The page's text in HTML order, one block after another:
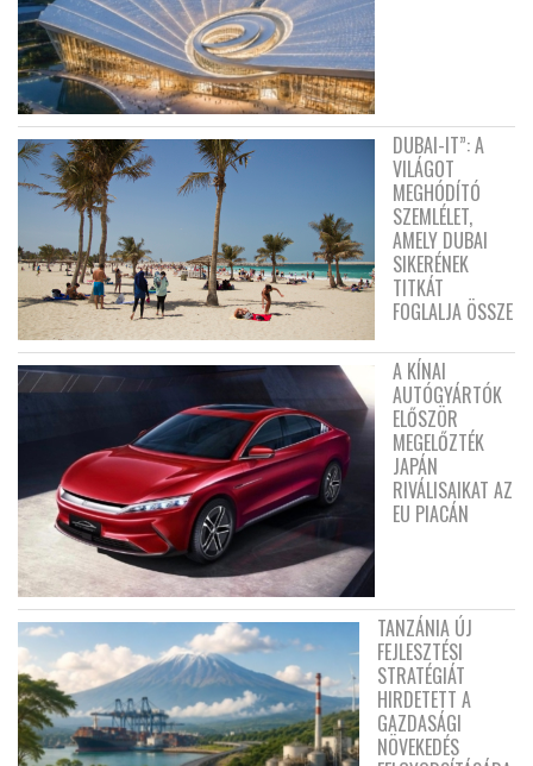
DUBAI-IT”: A
VILÁGOT
MEGHÓDÍTÓ
SZEMLÉLET,
AMELY DUBAI
SIKERÉNEK
TITKÁT
FOGLALJA ÖSSZE
A KÍNAI
AUTÓGYÁRTÓK
ELŐSZÖR
MEGELŐZTÉK
JAPÁN
RIVÁLISAIKAT AZ
EU PIACÁN
TANZÁNIA ÚJ
FEJLESZTÉSI
STRATÉGIÁT
HIRDETETT A
GAZDASÁGI
NÖVEKEDÉS